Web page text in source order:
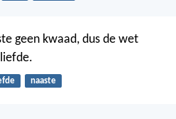
geen kwaad, dus de wet
naaste